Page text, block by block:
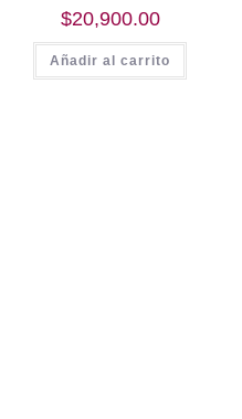
$20,900.00
Añadir al carrito